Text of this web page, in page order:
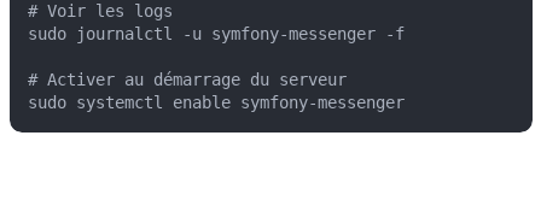
# Voir les logs
sudo journalctl -u symfony-messenger -f
# Activer au démarrage du serveur
sudo systemctl enable symfony-messenger